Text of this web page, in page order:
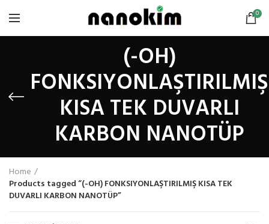
0
(-OH)
FONKSIYONLAŞTIRILMIŞ
KISA TEK DUVARLI
KARBON NANOTÜP
Home
Products tagged “(-OH) FONKSIYONLAŞTIRILMIŞ KISA TEK
DUVARLI KARBON NANOTÜP”